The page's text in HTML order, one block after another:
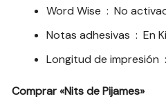
Word Wise ‏ : ‎No
Notas adhesivas ‏ : ‎En
Comprar «Nits de Pijames»